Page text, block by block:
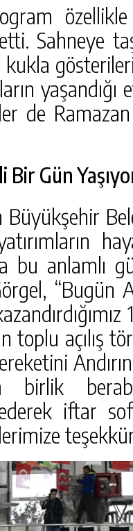
Sahneye
kukla
de
Bir Gün
bu anlamlı
“Bugün
toplu açılış
birlik
iftar